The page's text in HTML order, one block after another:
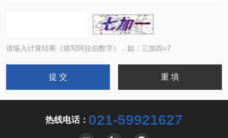
请输入计算结果（填写阿拉伯数字），如：三加四=7
热线电话： 021-59921627